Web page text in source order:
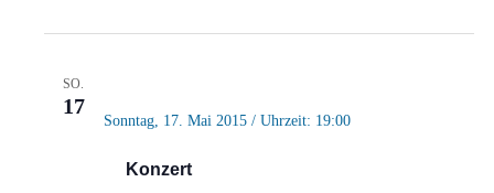
SO.
17
Konzert
Sonntag, 17. Mai 2015 / Uhrzeit: 19:00